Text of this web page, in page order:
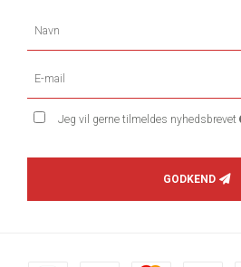
Jeg vil gerne tilmeldes nyhedsbrevet
GODKEND